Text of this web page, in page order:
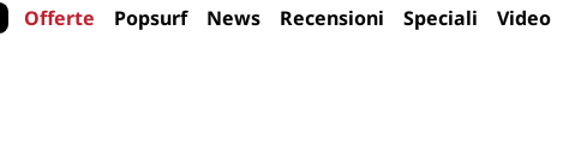
Offerte Popsurf News Recensioni Speciali Video